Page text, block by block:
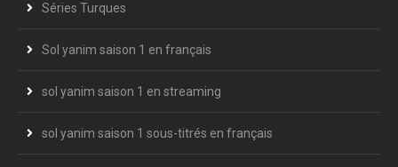
Séries Turques
Sol yanim saison 1 en français
sol yanim saison 1 en streaming
sol yanim saison 1 sous-titrés en français